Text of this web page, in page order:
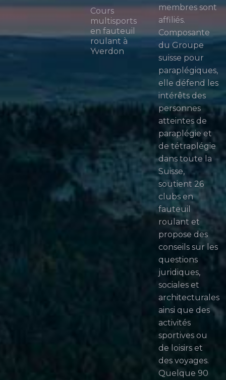
Cours
multisports
en fauteuil
roulant à
Yverdon
membres sont
affiliés.
Composante
du Groupe
suisse pour
paraplégiques,
elle défend les
intérêts des
personnes
atteintes de
paraplégie et
de tétraplégie
dans toute la
Suisse,
soutient 26
clubs en
fauteuil
roulant et
propose des
conseils sur les
questions
juridiques,
sociales et
architecturales
ainsi que des
activités
sportives ou
de loisirs et
des voyages.
Quelque 90